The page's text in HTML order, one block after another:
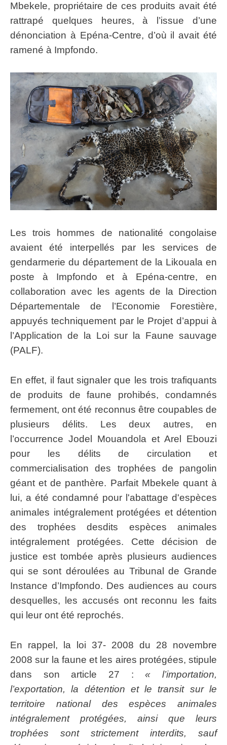
Mbekele, propriétaire de ces produits avait été
rattrapé quelques heures, à l’issue d’une
dénonciation à Epéna-Centre, d’où il avait été
ramené à Impfondo.
Les trois hommes de nationalité congolaise
avaient été interpellés par les services de
gendarmerie du département de la Likouala en
poste à Impfondo et à Epéna-centre, en
collaboration avec les agents de la Direction
Départementale de l’Economie Forestière,
appuyés techniquement par le Projet d’appui à
l’Application de la Loi sur la Faune sauvage
(PALF).
En effet, il faut signaler que les trois trafiquants
de produits de faune prohibés, condamnés
fermement, ont été reconnus être coupables de
plusieurs délits. Les deux autres, en
l’occurrence Jodel Mouandola et Arel Ebouzi
pour les délits de circulation et
commercialisation des trophées de pangolin
géant et de panthère. Parfait Mbekele quant à
lui, a été condamné pour l'abattage d'espèces
animales intégralement protégées et détention
des trophées desdits espèces animales
intégralement protégées. Cette décision de
justice est tombée après plusieurs audiences
qui se sont déroulées au Tribunal de Grande
Instance d’Impfondo. Des audiences au cours
desquelles, les accusés ont reconnu les faits
qui leur ont été reprochés.
En rappel, la loi 37- 2008 du 28 novembre
2008 sur la faune et les aires protégées, stipule
dans son article 27 :« l’importation,
l’exportation, la détention et le transit sur le
territoire national des espèces animales
intégralement protégées, ainsi que leurs
trophées sont strictement interdits, sauf